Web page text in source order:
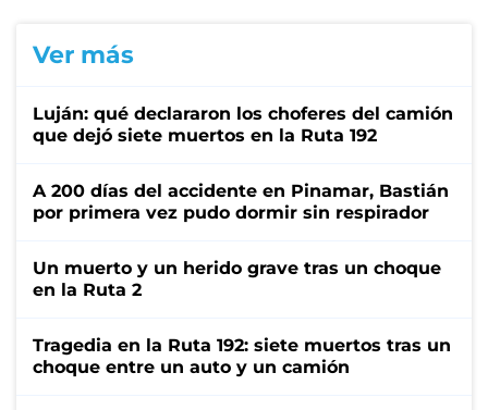
Ver más
Luján: qué declararon los choferes del camión
que dejó siete muertos en la Ruta 192
A 200 días del accidente en Pinamar, Bastián
por primera vez pudo dormir sin respirador
Un muerto y un herido grave tras un choque
en la Ruta 2
Tragedia en la Ruta 192: siete muertos tras un
choque entre un auto y un camión